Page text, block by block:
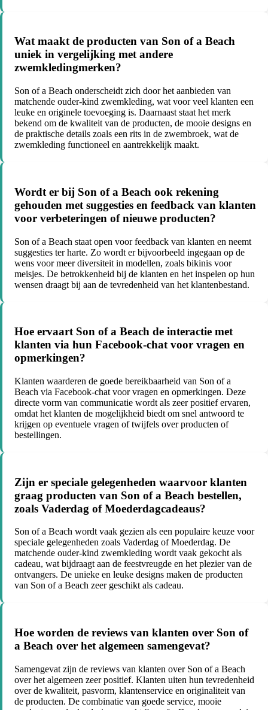
Wat maakt de producten van Son of a Beach
uniek in vergelijking met andere
zwemkledingmerken?
Son of a Beach onderscheidt zich door het aanbieden van
matchende ouder-kind zwemkleding, wat voor veel klanten een
leuke en originele toevoeging is. Daarnaast staat het merk
bekend om de kwaliteit van de producten, de mooie designs en
de praktische details zoals een rits in de zwembroek, wat de
zwemkleding functioneel en aantrekkelijk maakt.
Wordt er bij Son of a Beach ook rekening
gehouden met suggesties en feedback van klanten
voor verbeteringen of nieuwe producten?
Son of a Beach staat open voor feedback van klanten en neemt
suggesties ter harte. Zo wordt er bijvoorbeeld ingegaan op de
wens voor meer diversiteit in modellen, zoals bikinis voor
meisjes. De betrokkenheid bij de klanten en het inspelen op hun
wensen draagt bij aan de tevredenheid van het klantenbestand.
Hoe ervaart Son of a Beach de interactie met
klanten via hun Facebook-chat voor vragen en
opmerkingen?
Klanten waarderen de goede bereikbaarheid van Son of a
Beach via Facebook-chat voor vragen en opmerkingen. Deze
directe vorm van communicatie wordt als zeer positief ervaren,
omdat het klanten de mogelijkheid biedt om snel antwoord te
krijgen op eventuele vragen of twijfels over producten of
bestellingen.
Zijn er speciale gelegenheden waarvoor klanten
graag producten van Son of a Beach bestellen,
zoals Vaderdag of Moederdagcadeaus?
Son of a Beach wordt vaak gezien als een populaire keuze voor
speciale gelegenheden zoals Vaderdag of Moederdag. De
matchende ouder-kind zwemkleding wordt vaak gekocht als
cadeau, wat bijdraagt aan de feestvreugde en het plezier van de
ontvangers. De unieke en leuke designs maken de producten
van Son of a Beach zeer geschikt als cadeau.
Hoe worden de reviews van klanten over Son of
a Beach over het algemeen samengevat?
Samengevat zijn de reviews van klanten over Son of a Beach
over het algemeen zeer positief. Klanten uiten hun tevredenheid
over de kwaliteit, pasvorm, klantenservice en originaliteit van
de producten. De combinatie van goede service, mooie